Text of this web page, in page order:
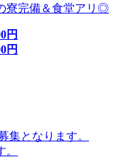
寮完備＆食堂アリ◎
円
円
集となります。